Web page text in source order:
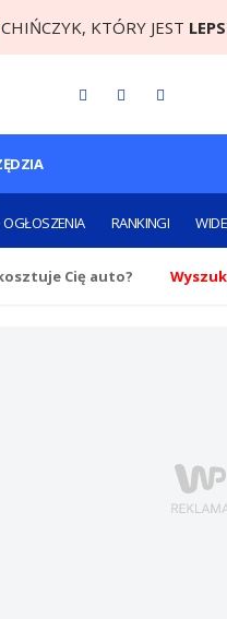
CHIŃCZYK, KTÓRY JEST
OGŁOSZENIA RANKINGI
Cię auto?